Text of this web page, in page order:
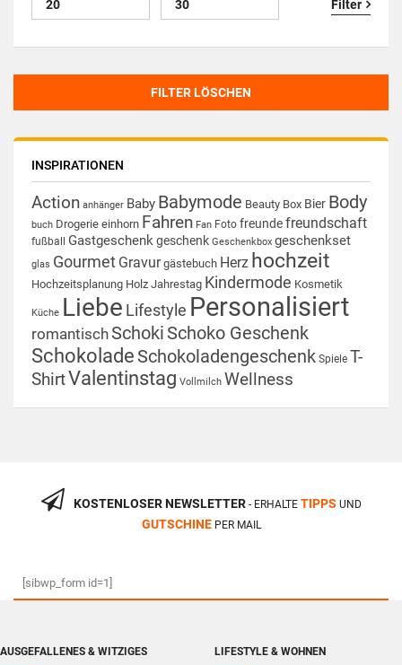
Filter
FILTER LÖSCHEN
INSPIRATIONEN
Action anhänger Baby Babymode Beauty Box Bier Body
buch Drogerie einhorn Fahren Fan Foto freundefreundschaft
fußball Gastgeschenkgeschenk Geschenkbox geschenkset
glas Gourmet Gravur gästebuch Herz hochzeit
Hochzeitsplanung Holz Jahrestag Kindermode Kosmetik
Küche Liebe Lifestyle Personalisiert
romantisch Schoki Schoko Geschenk
Schokolade Schokoladengeschenk Spiele T-
ShirtValentinstag Vollmilch Wellness
KOSTENLOSER NEWSLETTER- ERHALTE TIPPS UND
GUTSCHINEPER MAIL
[sibwp_form id=1]
AUSGEFALLENES & WITZIGES LIFESTYLE & WOHNEN